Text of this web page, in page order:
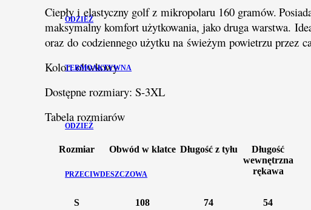
ODZIEŻ
TERMOAKTYWNA
ODZIEŻ
PRZECIWDESZCZOWA
Ciepły i elastyczny golf z mikropolaru 160 gramów.
maksymalny komfort użytkowania, jako druga warstwa.
oraz do codziennego użytku na świeżym powietrzu przez
Kolor: oliwkowy
Dostępne rozmiary: S-3XL
Tabela rozmiarów
Rozmiar Obwód w klatce Długość z tyłu
Długość
wewnętrzna
rękawa
S 108 74 54